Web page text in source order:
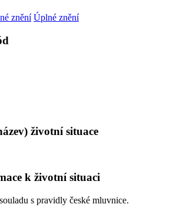
znění Úplné znění
životní situace
k životní situaci
s pravidly české mluvnice.